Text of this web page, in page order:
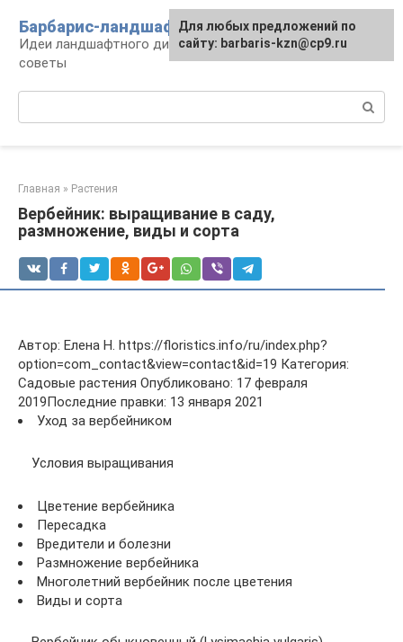
контенту
Барбарис-ландшафт
Идеи ландшафтного дизайна, правила и
советы
Главная » Растения
Вербейник: выращивание в саду,
размножение, виды и сорта
Автор: Елена Н. https://floristics.info/ru/index.php?
option=com_contact&view=contact&id=19 Категория:
Садовые растения Опубликовано: 17 февраля
2019Последние правки: 13 января 2021
Уход за вербейником
Условия выращивания
Цветение вербейника
Пересадка
Вредители и болезни
Размножение вербейника
Многолетний вербейник после цветения
Виды и сорта
Для любых предложений по
сайту: barbaris-kzn@cp9.ru